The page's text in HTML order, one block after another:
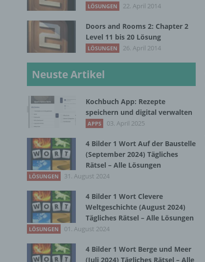
LÖSUNGEN 22. April 2014
Doors and Rooms 2: Chapter 2
Level 11 bis 20 Lösung
LÖSUNGEN 26. April 2014
Neuste Artikel
Kochbuch App: Rezepte
speichern und digital verwalten
APPS 03. April 2025
4 Bilder 1 Wort Auf der Baustelle
(September 2024) Tägliches
Rätsel – Alle Lösungen
LÖSUNGEN 31. August 2024
4 Bilder 1 Wort Clevere
Weltgeschichte (August 2024)
Tägliches Rätsel – Alle Lösungen
LÖSUNGEN 01. August 2024
4 Bilder 1 Wort Berge und Meer
(Juli 2024) Tägliches Rätsel – Alle